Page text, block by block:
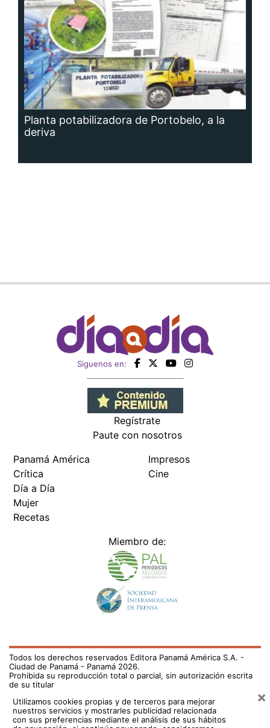
Planta potabilizadora de Portobelo, a la
deriva
Siguenos en:
Regístrate
Paute con nosotros
Crítica
Día a Día
Mujer
Recetas
Cine
Todos los derechos reservados Editora Panamá América S.A. -
Ciudad de Panamá - Panamá 2026.
Prohibida su reproducción total o parcial, sin autorización escrita
de su titular
Utilizamos cookies propias y de terceros para mejorar
nuestros servicios y mostrarles publicidad relacionada
con sus preferencias mediante el análisis de sus hábitos
de navegación. si continúa navegando, consideramos